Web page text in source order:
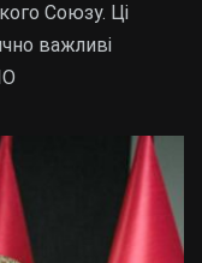
Союзу. Ці
важливі